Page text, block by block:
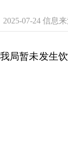
2025-07-24 信息
暂未发生饮